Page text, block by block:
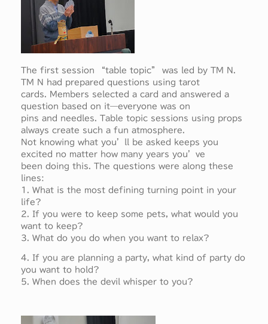
The first session “table topic” was led by TM N.
TM N had prepared questions using tarot
cards. Members selected a card and answered a
question based on it—everyone was on
pins and needles. Table topic sessions using props
always create such a fun atmosphere.
Not knowing what you’ll be asked keeps you
excited no matter how many years you’ve
been doing this. The questions were along these
lines:
1. What is the most defining turning point in your
life?
2. If you were to keep some pets, what would you
want to keep?
3. What do you do when you want to relax?
4. If you are planning a party, what kind of party do
you want to hold?
5. When does the devil whisper to you?